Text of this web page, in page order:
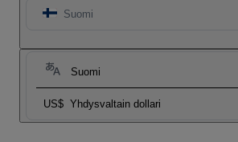
Suomi
Suomi
US$ Yhdysvaltain dollari